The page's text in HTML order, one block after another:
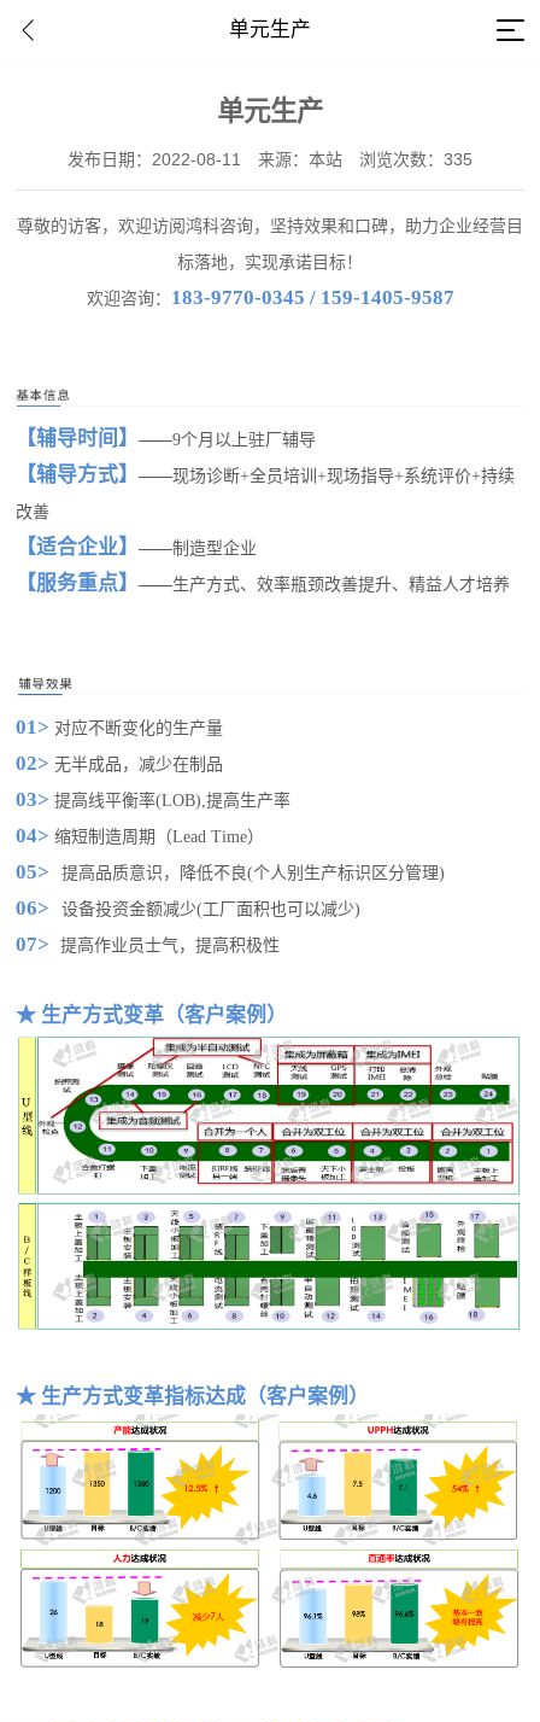
单元生产
单元生产
发布日期：2022-08-11 来源：本站 浏览次数：335
尊敬的访客，欢迎访阅鸿科咨询，坚持效果和口碑，助力企业经营目
标落地，实现承诺目标！
欢迎咨询： 183-9770-0345 / 159-1405-9587
【辅导时间 】——9个月以上驻厂辅导
【辅导方式】——现场诊断+全员培训+现场指导+系统评价+持续
改善
【适合企业】——制造型企业
【服务重点】——生产方式、效率瓶颈改善提升、精益人才培养
01> 对应不断变化的生产量
02>无半成品，减少在制品
03>提高线平衡率(LOB),提高生产率
04>缩短制造周期（Lead Time）
05> 提高品质意识，降低不良(个人别生产标识区分管理)
06> 设备投资金额减少(工厂面积也可以减少)
07> 提高作业员士气，提高积极性
★ 生产方式变革（客户案例）
★ 生产方式变革指标达成 （客户案例）